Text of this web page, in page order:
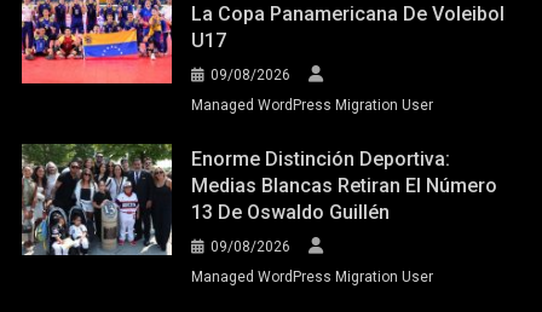
La Copa Panamericana De Voleibol
U17
09/08/2026
Managed WordPress Migration User
Enorme Distinción Deportiva:
Medias Blancas Retiran El Número
13 De Oswaldo Guillén
09/08/2026
Managed WordPress Migration User